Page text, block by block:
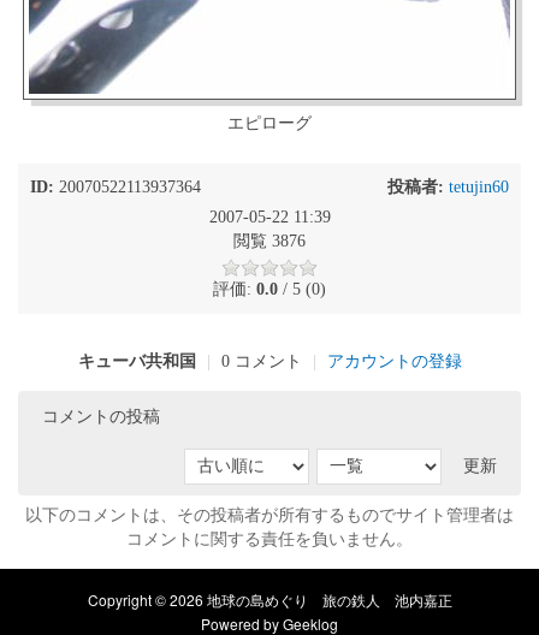
エピローグ
ID: 20070522113937364 投稿者: tetujin60
2007-05-22 11:39
閲覧 3876
評価: 0.0 / 5 (0)
キューバ共和国 0 コメント アカウントの登録
コメントの投稿
更新
以下のコメントは、その投稿者が所有するものでサイト管理者は
コメントに関する責任を負いません。
Copyright © 2026 地球の島めぐり 旅の鉄人 池内嘉正
Powered byGeeklog